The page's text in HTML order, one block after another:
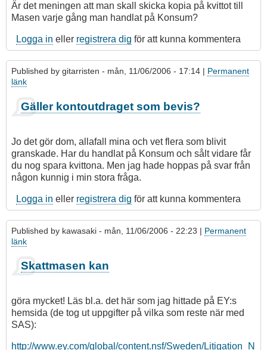
Är det meningen att man skall skicka kopia på kvittot till
Masen varje gång man handlat på Konsum?
Logga in eller registrera dig för att kunna kommentera
Published by gitarristen - mån, 11/06/2006 - 17:14 | Permanent
länk
Som
svar
Är
det
sant?
av
bjornwahlsten
Gäller kontoutdraget som bevis?
Jo det gör dom, allafall mina och vet flera som blivit
granskade. Har du handlat på Konsum och sålt vidare får
du nog spara kvittona. Men jag hade hoppas på svar från
någon kunnig i min stora fråga.
Logga in eller registrera dig för att kunna kommentera
Published by kawasaki - mån, 11/06/2006 - 22:23 | Permanent
länk
Som
svar
Gäller
kontoutdraget
som
av
Skattmasen kan
göra mycket! Läs bl.a. det här som jag hittade på EY:s
hemsida (de tog ut uppgifter på vilka som reste när med
SAS):
http://www.ey.com/global/content.nsf/Sweden/Litigation_N